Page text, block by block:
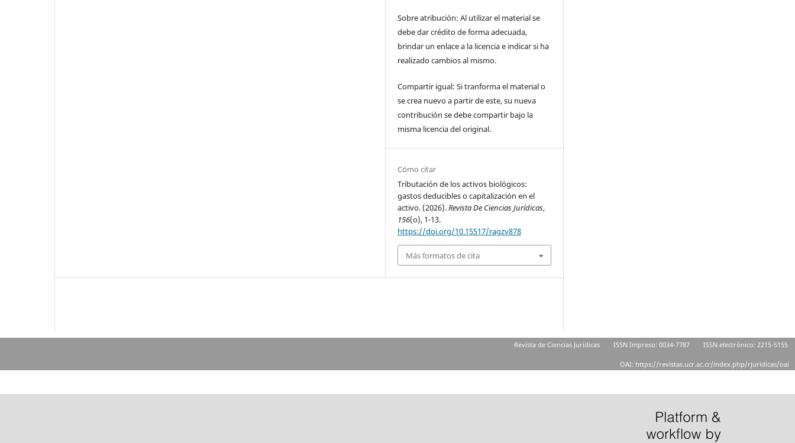
Sobre atribución: Al utilizar el material se
debe dar crédito de forma adecuada,
brindar un enlace a la licencia e indicar si ha
realizado cambios al mismo.
Compartir igual: Si tranforma el material o
se crea nuevo a partir de este, su nueva
contribución se debe compartir bajo la
misma licencia del original.
Cómo citar
Tributación de los activos biológicos:
gastos deducibles o capitalización en el
activo. (2026).Revista De Ciencias Jurídicas,
156(o), 1-13.
https://doi.org/10.15517/ragzv878
Más formatos de cita
Revista de Ciencias Jurídicas ISSN Impreso: 0034-7787 ISSN electrónico: 2215-5155
OAI: https://revistas.ucr.ac.cr/index.php/rjuridicas/oai